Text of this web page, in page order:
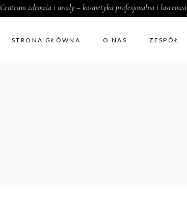
Centrum zdrowia i urody – kosmetyka profesjonalna i laserowa
STRONA GŁÓWNA O NAS ZESPÓŁ